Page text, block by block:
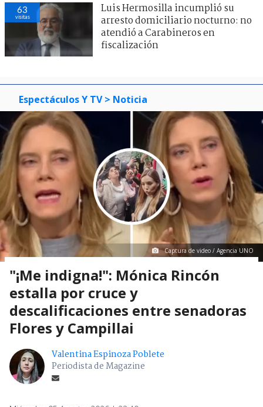
63
visitas
Luis Hermosilla incumplió su
arresto domiciliario nocturno: no
atendió a Carabineros en
fiscalización
Espectáculos Y TV > Noticia
Captura de video / Agencia UNO
"¡Me indigna!": Mónica Rincón
estalla por cruce y
descalificaciones entre senadoras
Flores y Campillai
Valentina Espinoza Poblete
Periodista de Magazine